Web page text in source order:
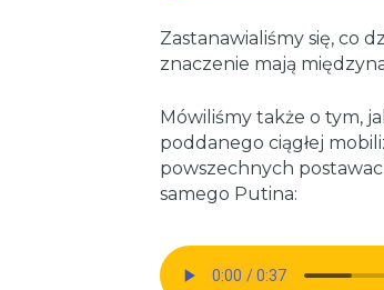
Zastanawialiśmy się, co
znaczenie mają
Mówiliśmy także o tym,
poddanego ciągłej
powszechnych
samego Putina: